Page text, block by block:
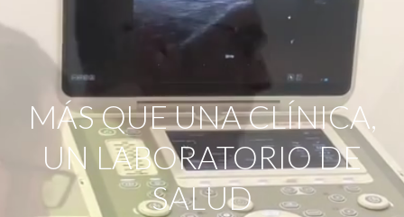
MÁS QUE UNA CLÍNICA,
UN LABORATORIO DE
SALUD